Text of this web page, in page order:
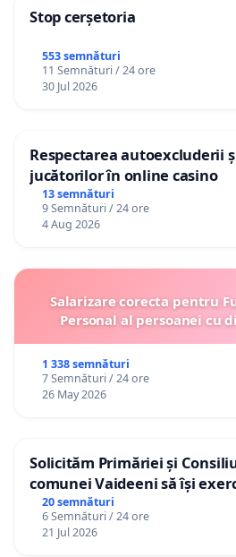
Stop cerșetoria
553 semnături
11 Semnături / 24 ore
30 Jul 2026
Respectarea autoexcluderii
jucătorilor în online casino
13 semnături
9 Semnături / 24 ore
4 Aug 2026
Salarizare corecta pentru
Personal al persoanei cu
1 338 semnături
7 Semnături / 24 ore
26 May 2026
Solicităm Primăriei și
comunei Vaideeni să își
atribuțiile legale și să
cetățenilor în raport cu
serviciului de apă!
20 semnături
6 Semnături / 24 ore
21 Jul 2026